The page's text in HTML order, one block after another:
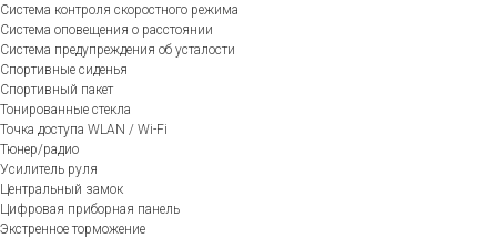
Система контроля скоростного режима
Система оповещения о расстоянии
Система предупреждения об усталости
Спортивные сиденья
Спортивный пакет
Тонированные стекла
Точка доступа WLAN / Wi-Fi
Тюнер/радио
Усилитель руля
Центральный замок
Цифровая приборная панель
Экстренное торможение